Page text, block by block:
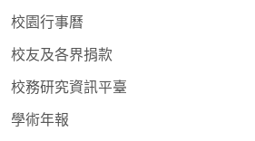
校園行事曆
校友及各界捐款
校務研究資訊平臺
學術年報